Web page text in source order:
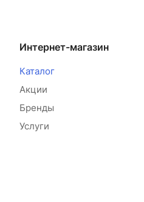
Интернет-магазин
Каталог
Акции
Бренды
Услуги